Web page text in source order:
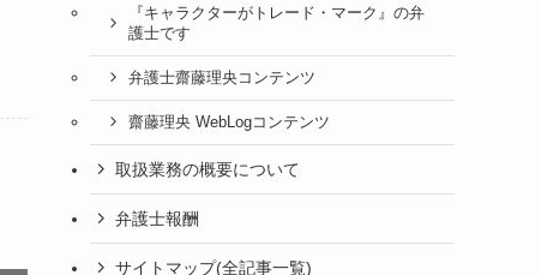
『キャラクターがトレード・マーク』の弁
護士です
弁護士齋藤理央コンテンツ
齋藤理央 WebLogコンテンツ
取扱業務の概要について
弁護士報酬
サイトマップ(全記事一覧)